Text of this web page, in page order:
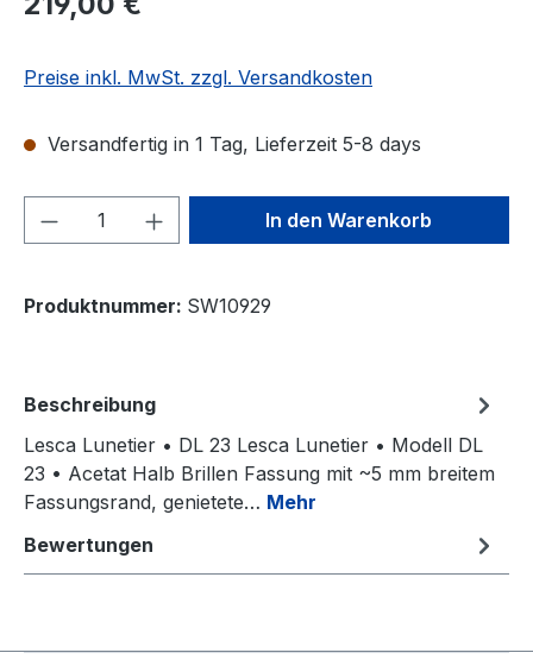
Preise inkl. MwSt. zzgl. Versandkosten
Versandfertig in 1 Tag, Lieferzeit 5-8 days
Produkt Anzahl: Gib denIn den Warenkorb
Produktnummer: SW10929
Beschreibung
Lesca Lunetier • DL 23 Lesca Lunetier • Modell DL
23 • Acetat Halb Brillen Fassung mit ~5 mm breitem
Fassungsrand, genietete… Mehr
Bewertungen